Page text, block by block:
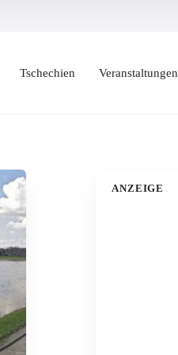
Tschechien Veranstaltungen
ANZEIGE